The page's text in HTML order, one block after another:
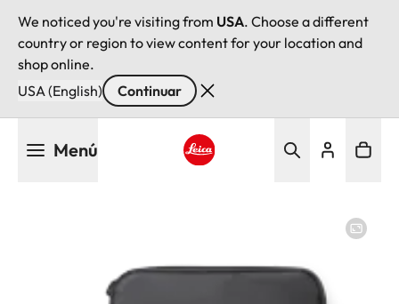
We noticed you're visiting from USA. Choose a different
country or region to view content for your location and
shop online.
USA (English)
Continuar
Menú